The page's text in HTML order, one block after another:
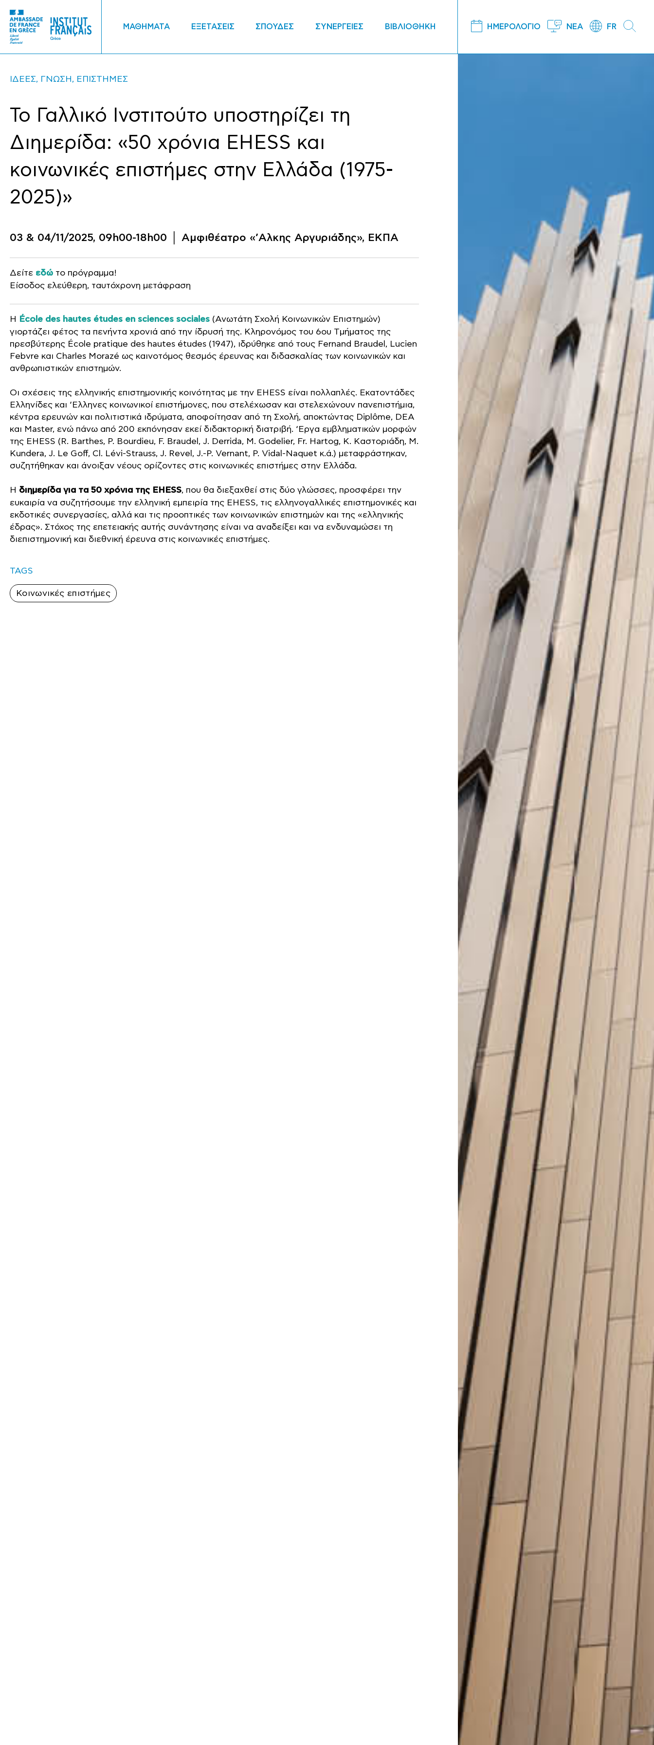
ΜΑΘΗΜΑΤΑ ΕΞΕΤΑΣΕΙΣ ΣΠΟΥΔΕΣ ΣΥΝΕΡΓΕΙΕΣ ΒΙΒΛΙΟΘΗΚΗ ΗΜΕΡΟΛΟΓΙΟ ΝΕΑ FR
ΙΔΕΕΣ, ΓΝΩΣΗ, ΕΠΙΣΤΗΜΕΣ
Το Γαλλικό Ινστιτούτο υποστηρίζει τη
Διημερίδα: «50 χρόνια EHESS και
κοινωνικές επιστήμες στην Ελλάδα (1975-
2025)»
03 & 04/11/2025, 09h00-18h00 │ Αμφιθέατρο «’Aλκης Αργυριάδης», ΕΚΠΑ
Δείτε εδώ το πρόγραμμα!
Είσοδος ελεύθερη, ταυτόχρονη μετάφραση
Η École des hautes études en sciences sociales (Ανωτάτη Σχολή Κοινωνικών Επιστημών)
γιορτάζει φέτος τα πενήντα χρονιά από την ίδρυσή της. Κληρονόμος του 6ου Tμήματος της
πρεσβύτερης École pratique des hautes études (1947), ιδρύθηκε από τους Fernand Braudel, Lucien
Febvre και Charles Morazé ως καινοτόμος θεσμός έρευνας και διδασκαλίας των κοινωνικών και
ανθρωπιστικών επιστημών.
Οι σχέσεις της ελληνικής επιστημονικής κοινότητας με την EHESS είναι πολλαπλές. Εκατοντάδες
Ελληνίδες και ‘Eλληνες κοινωνικοί επιστήμονες, που στελέχωσαν και στελεχώνουν πανεπιστήμια,
κέντρα ερευνών και πολιτιστικά ιδρύματα, αποφοίτησαν από τη Σχολή, αποκτώντας Diplôme, DEA
και Master, ενώ πάνω από 200 εκπόνησαν εκεί διδακτορική διατριβή. ‘Eργα εμβληματικών μορφών
της EHESS (R. Barthes, P. Bourdieu, F. Braudel, J. Derrida, M. Godelier, Fr. Hartog, Κ. Kαστοριάδη, M.
Kundera, J. Le Goff, Cl. Lévi-Strauss, J. Revel, J.-P. Vernant, P. Vidal-Naquet κ.ά.) μεταφράστηκαν,
συζητήθηκαν και άνοιξαν νέους ορίζοντες στις κοινωνικές επιστήμες στην Ελλάδα.
Η διημερίδα για τα 50 χρόνια της EHESS, που θα διεξαχθεί στις δύο γλώσσες, προσφέρει την
ευκαιρία να συζητήσουμε την ελληνική εμπειρία της EHESS, τις ελληνογαλλικές επιστημονικές και
εκδοτικές συνεργασίες, αλλά και τις προοπτικές των κοινωνικών επιστημών και της «ελληνικής
έδρας». Στόχος της επετειακής αυτής συνάντησης είναι να αναδείξει και να ενδυναμώσει τη
διεπιστημονική και διεθνική έρευνα στις κοινωνικές επιστήμες.
TAGS
Κοινωνικές επιστήμες